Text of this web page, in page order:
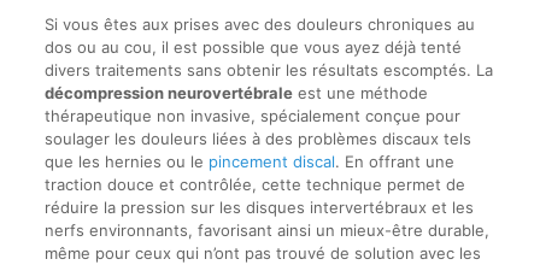
Si vous êtes aux prises avec des douleurs chroniques au
dos ou au cou, il est possible que vous ayez déjà tenté
divers traitements sans obtenir les résultats escomptés. La
décompression neurovertébraleest une méthode
thérapeutique non invasive, spécialement conçue pour
soulager les douleurs liées à des problèmes discaux tels
que les hernies ou le pincement discal. En offrant une
traction douce et contrôlée, cette technique permet de
réduire la pression sur les disques intervertébraux et les
nerfs environnants, favorisant ainsi un mieux-être durable,
même pour ceux qui n’ont pas trouvé de solution avec les